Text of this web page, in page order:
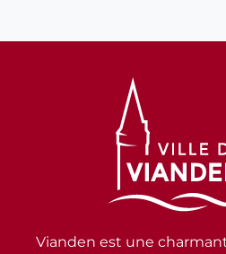
Vianden est une